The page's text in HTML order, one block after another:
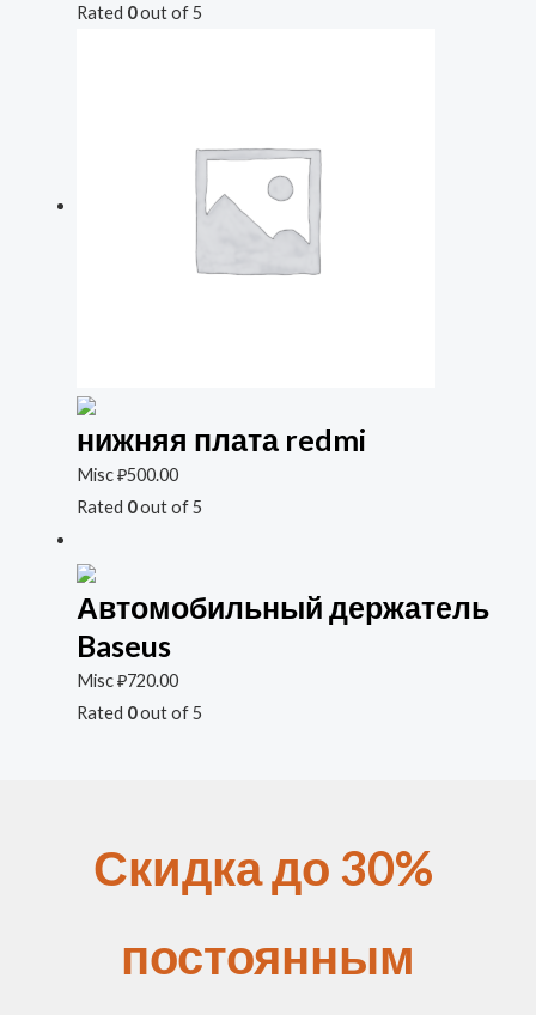
Rated 0out of 5
нижняя плата redmi
Misc₽500.00
Rated 0out of 5
Автомобильный держатель
Baseus
Misc₽720.00
Rated 0out of 5
Скидка до 30%
постоянным